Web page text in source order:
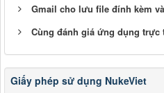
Gmail cho lưu file đính kèm
Cùng đánh giá ứng dụng trực
Giấy phép sử dụng NukeViet